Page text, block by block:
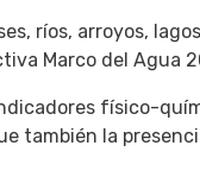
ríos, arroyos,
Marco del Agua
físico-
también la